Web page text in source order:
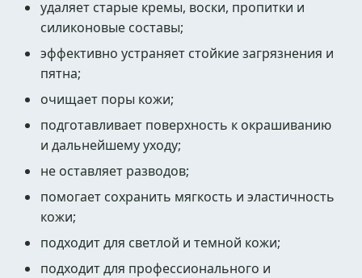
удаляет старые кремы, воски, пропитки и
силиконовые составы;
эффективно устраняет стойкие загрязнения и
пятна;
очищает поры кожи;
подготавливает поверхность к окрашиванию
и дальнейшему уходу;
не оставляет разводов;
помогает сохранить мягкость и эластичность
кожи;
подходит для светлой и темной кожи;
подходит для профессионального и